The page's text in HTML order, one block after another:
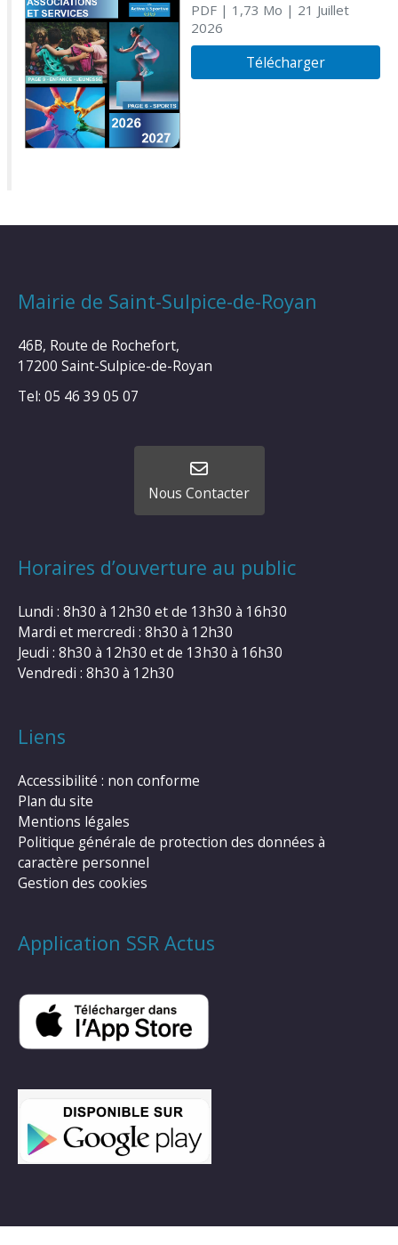
PDF| 1,73 Mo | 21 Juillet
2026
Télécharger
Mairie de Saint-Sulpice-de-Royan
46B, Route de Rochefort,
17200 Saint-Sulpice-de-Royan
Tel: 05 46 39 05 07
Nous Contacter
Horaires d’ouverture au public
Lundi : 8h30 à 12h30 et de 13h30 à 16h30
Mardi et mercredi : 8h30 à 12h30
Jeudi : 8h30 à 12h30 et de 13h30 à 16h30
Vendredi : 8h30 à 12h30
Liens
Accessibilité : non conforme
Plan du site
Mentions légales
Politique générale de protection des données à
caractère personnel
Gestion des cookies
Application SSR Actus